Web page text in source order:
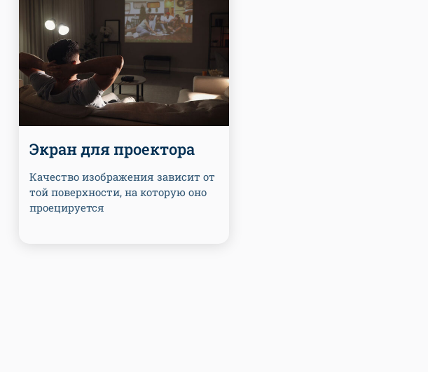
Экран для проектора
Качество изображения зависит от
той поверхности, на которую оно
проецируется